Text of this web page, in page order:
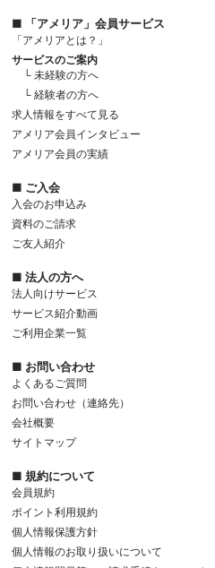
■ 「アメリア」会員サービス
「アメリアとは？」
サービスのご案内
└ 未経験の方へ
└ 経験者の方へ
求人情報をすべて見る
アメリア会員インタビュー
アメリア会員の実績
■ ご入会
入会のお申込み
資料のご請求
ご友人紹介
■ 法人の方へ
法人向けサービス
サービス紹介動画
ご利用企業一覧
■ お問い合わせ
よくあるご質問
お問い合わせ（連絡先）
会社概要
サイトマップ
■ 規約について
会員規約
ポイント利用規約
個人情報保護方針
個人情報のお取り扱いについて